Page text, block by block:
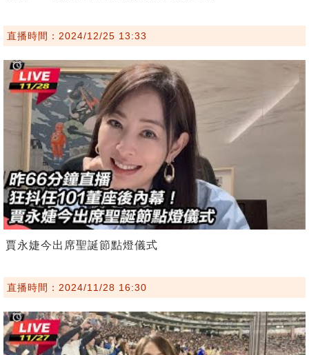
直播時間：2024/12/25 13:33
賈永婕今出席聖誕節點燈儀式
直播時間：2024/11/28 16:30